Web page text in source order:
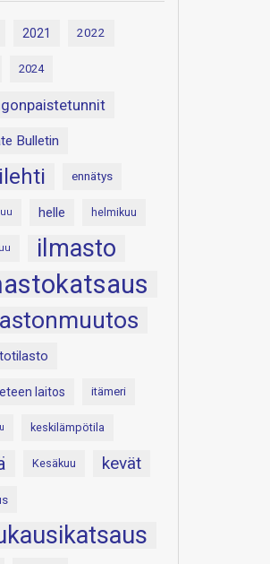
2021 2022
2024
Bulletin
ennätys
helle helmikuu
ilmasto
laitos itämeri
keskilämpötila
Kesäkuu kevät